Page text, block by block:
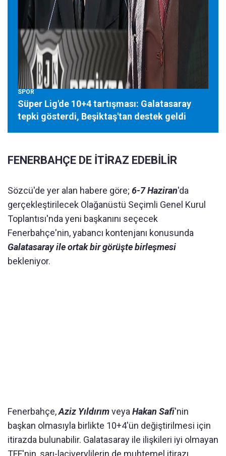
SPOR
Süper Lig'de 10+4 tartışması: Galatasaray
tepki gösterdi, Beşiktaş'tan destek geldi
FENERBAHÇE DE İTİRAZ EDEBİLİR
Sözcü'de yer alan habere göre; 6-7 Haziran'da
gerçekleştirilecek Olağanüstü Seçimli Genel Kurul
Toplantısı'nda yeni başkanını seçecek
Fenerbahçe'nin, yabancı kontenjanı konusunda
Galatasaray ile ortak bir görüşte birleşmesi
bekleniyor.
Fenerbahçe,Aziz Yıldırımveya Hakan Safi'nin
başkan olmasıyla birlikte 10+4'ün değiştirilmesi için
itirazda bulunabilir. Galatasaray ile ilişkileri iyi olmayan
TFF'nin, sarı-laciverylilerin de muhtemel itirazı